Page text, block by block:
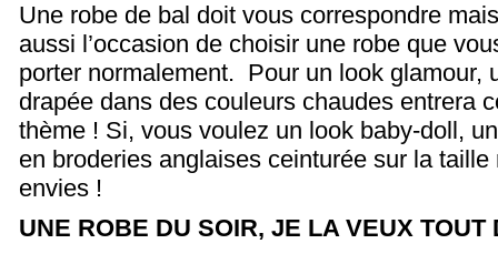
Une robe de bal doit vous correspondre
aussi l’occasion de choisir une robe que
porter normalement. Pour un look glamour,
drapée dans des couleurs chaudes entrera
thème ! Si, vous voulez un look baby-doll,
en broderies anglaises ceinturée sur la taille
envies !
UNE ROBE DU SOIR, JE LA VEUX TOUT